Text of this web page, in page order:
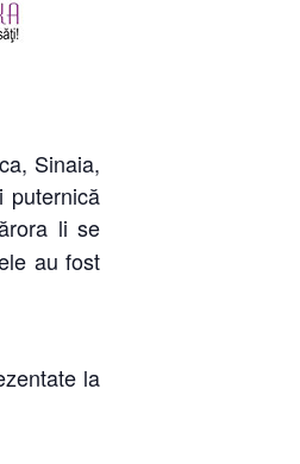
Sinaia,
puternică
li se
au fost
la